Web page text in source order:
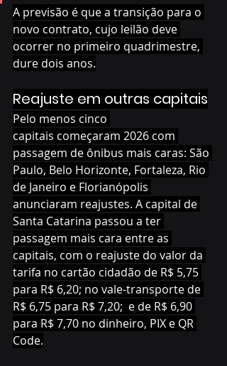
A previsão é que a transição para o
novo contrato, cujo leilão deve
ocorrer no primeiro quadrimestre,
dure dois anos.
Reajuste em outras capitais
Pelo menos cinco
capitais começaram 2026 com
passagem de ônibus mais caras: São
Paulo, Belo Horizonte, Fortaleza, Rio
de Janeiro e Florianópolis
anunciaram reajustes. A capital de
Santa Catarina passou a ter
passagem mais cara entre as
capitais, com o reajuste do valor da
tarifa no cartão cidadão de R$ 5,75
para R$ 6,20; no vale-transporte de
R$ 6,75 para R$ 7,20;  e de R$ 6,90
para R$ 7,70 no dinheiro, PIX e QR
Code.